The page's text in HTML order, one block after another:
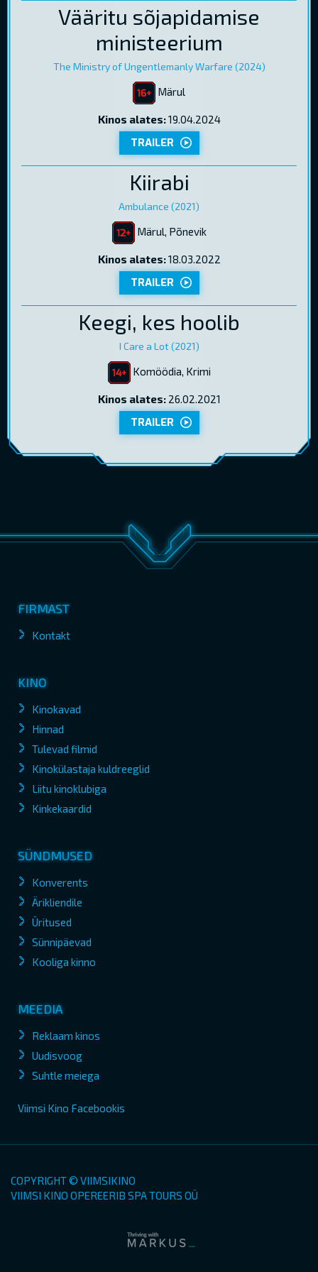
Vääritu sõjapidamise
ministeerium
The Ministry of Ungentlemanly Warfare (2024)
Märul
Kinos alates:19.04.2024
TRAILER
Kiirabi
Ambulance (2021)
Märul, Põnevik
Kinos alates:18.03.2022
TRAILER
Keegi, kes hoolib
I Care a Lot (2021)
Komöödia, Krimi
Kinos alates:26.02.2021
TRAILER
FIRMAST
Kontakt
KINO
Kinokavad
Hinnad
Tulevad filmid
Kinokülastaja kuldreeglid
Liitu kinoklubiga
Kinkekaardid
SÜNDMUSED
Konverents
Ärikliendile
Üritused
Sünnipäevad
Kooliga kinno
MEEDIA
Reklaam kinos
Uudisvoog
Suhtle meiega
Viimsi Kino Facebookis
COPYRIGHT © VIIMSIKINO
VIIMSI KINO OPEREERIB SPA TOURS OÜ